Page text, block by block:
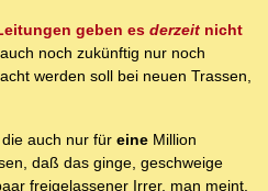
geben es derzeit nicht
noch zukünftig nur noch
werden soll bei neuen Trassen,
auch nur für eine Million
daß das ginge, geschweige
freigelassener Irrer, man meint,